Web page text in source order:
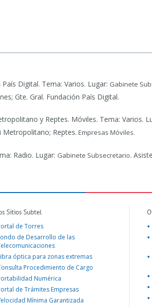
Digital. Tema: Varios. Lugar: Gabinete
Gte. Gral. Fundación País Digital.
y Reptes. Móviles. Tema: Varios.
Metropolitano; Reptes. Empresas Móviles.
Radio. Lugar: Gabinete Subsecretario.
Sitios Subtel
de Torres
de Desarrollo de las
óptica para zonas extremas
Procedimiento de Cargo
Numérica
de Trámites Empresas
Mínima Garantizada